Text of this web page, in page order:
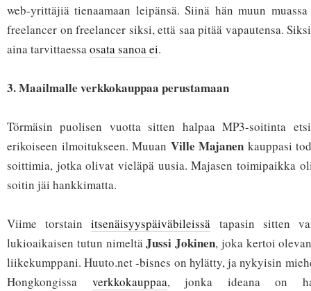
web-yrittäjiä tienaamaan leipänsä. Siinä hän muun
freelancer on freelancer siksi, että saa pitää vapautensa.
aina tarvittaessaosata sanoa ei.
3. Maailmalle verkkokauppaa perustamaan
Törmäsin puolisen vuotta sitten halpaa MP3-soitinta
erikoiseen ilmoitukseen. Muuan Ville Majanen kauppasi
soittimia, jotka olivat vieläpä uusia. Majasen toimipaikka
soitin jäi hankkimatta.
Viime torstainitsenäisyyspäiväbileissä tapasin sitten
lukioaikaisen tutun nimeltäJussi Jokinen, joka kertoi
liikekumppani. Huuto.net -bisnes on hylätty, ja nykyisin
Hongkongissa verkkokauppaa, jonka ideana on